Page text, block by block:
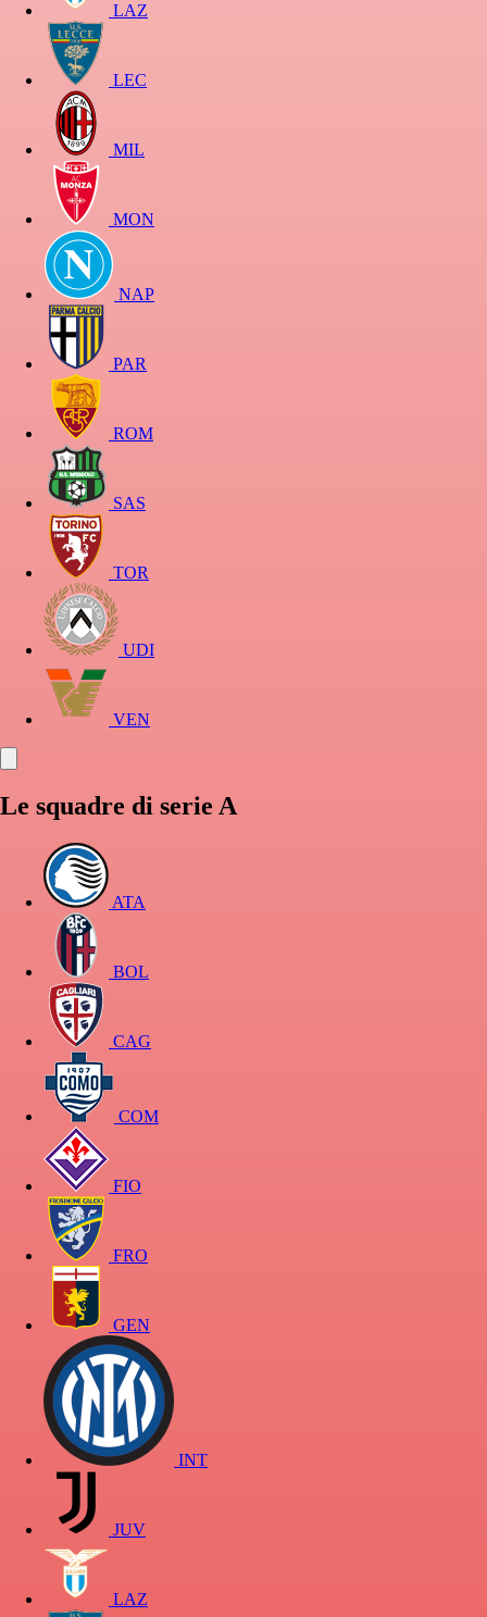
LAZ
LEC
MIL
MON
NAP
PAR
ROM
SAS
TOR
UDI
VEN
Le squadre di serie A
ATA
BOL
CAG
COM
FIO
FRO
GEN
INT
JUV
LAZ